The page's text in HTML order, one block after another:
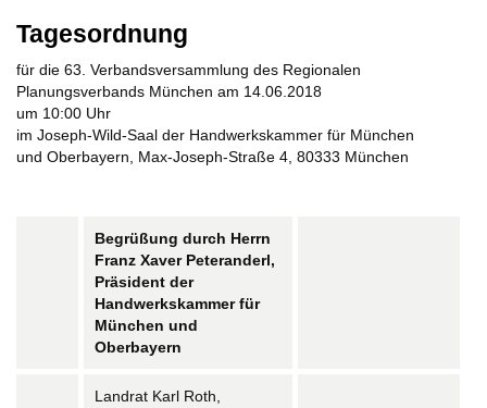
Tagesordnung
für die 63. Verbandsversammlung des Regionalen
Planungsverbands München am 14.06.2018
um 10:00 Uhr
im Joseph-Wild-Saal der Handwerkskammer für München
und Oberbayern, Max-Joseph-Straße 4, 80333 München
Begrüßung durch Herrn
Franz Xaver Peteranderl,
Präsident der
Handwerkskammer für
München und
Oberbayern
Landrat Karl Roth,